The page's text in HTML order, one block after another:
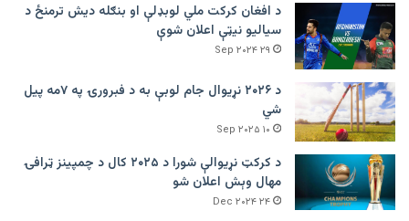
د افغان کرکت ملي لوبډلې او بنګله دیش ترمنځ د
سیالیو نیټې اعلان شوې
۲۹ Sep ۲۰۲۴
د ۲۰۲۶ نړیوال جام لوبې به د فبرورۍ په ۷مه پیل
شي
۱۰ Sep ۲۰۲۵
د کرکټ نړیوالې شورا د ۲۰۲۵ کال د چمپینز ټرافۍ
مهال وېش اعلان شو
۲۴ Dec ۲۰۲۴